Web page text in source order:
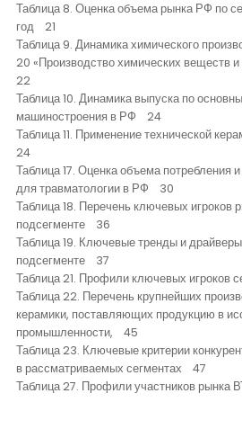
Таблица 8. Оценка объема рынка РФ по
год 21
Таблица 9. Динамика химического
20 «Производство химических веществ
22
Таблица 10. Динамика выпуска по
машиностроения в РФ 24
Таблица 11. Применение технической
24
Таблица 17. Оценка объема потребления
для травматологии в РФ 30
Таблица 18. Перечень ключевых игроков
подсегменте 36
Таблица 19. Ключевые тренды и
подсегменте 37
Таблица 21. Профили ключевых игроков
Таблица 22. Перечень крупнейших
керамики, поставляющих продукцию в
промышленности, 45
Таблица 23. Ключевые критерии
в рассматриваемых сегментах 47
Таблица 27. Профили участников